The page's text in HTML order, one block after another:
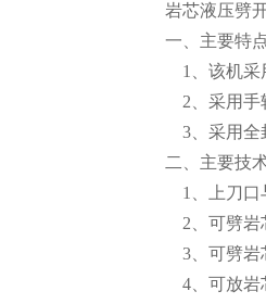
岩芯液压劈
一、主要特
1、该机采
2、采用手
3、采用全
二、主要技
1、上刀口
2、可劈岩
3、可劈
4、可放